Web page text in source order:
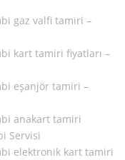
gaz valfi tamiri –
kart tamiri fiyatları –
eşanjör tamiri –
anakart tamiri
Servisi
elektronik kart tamiri